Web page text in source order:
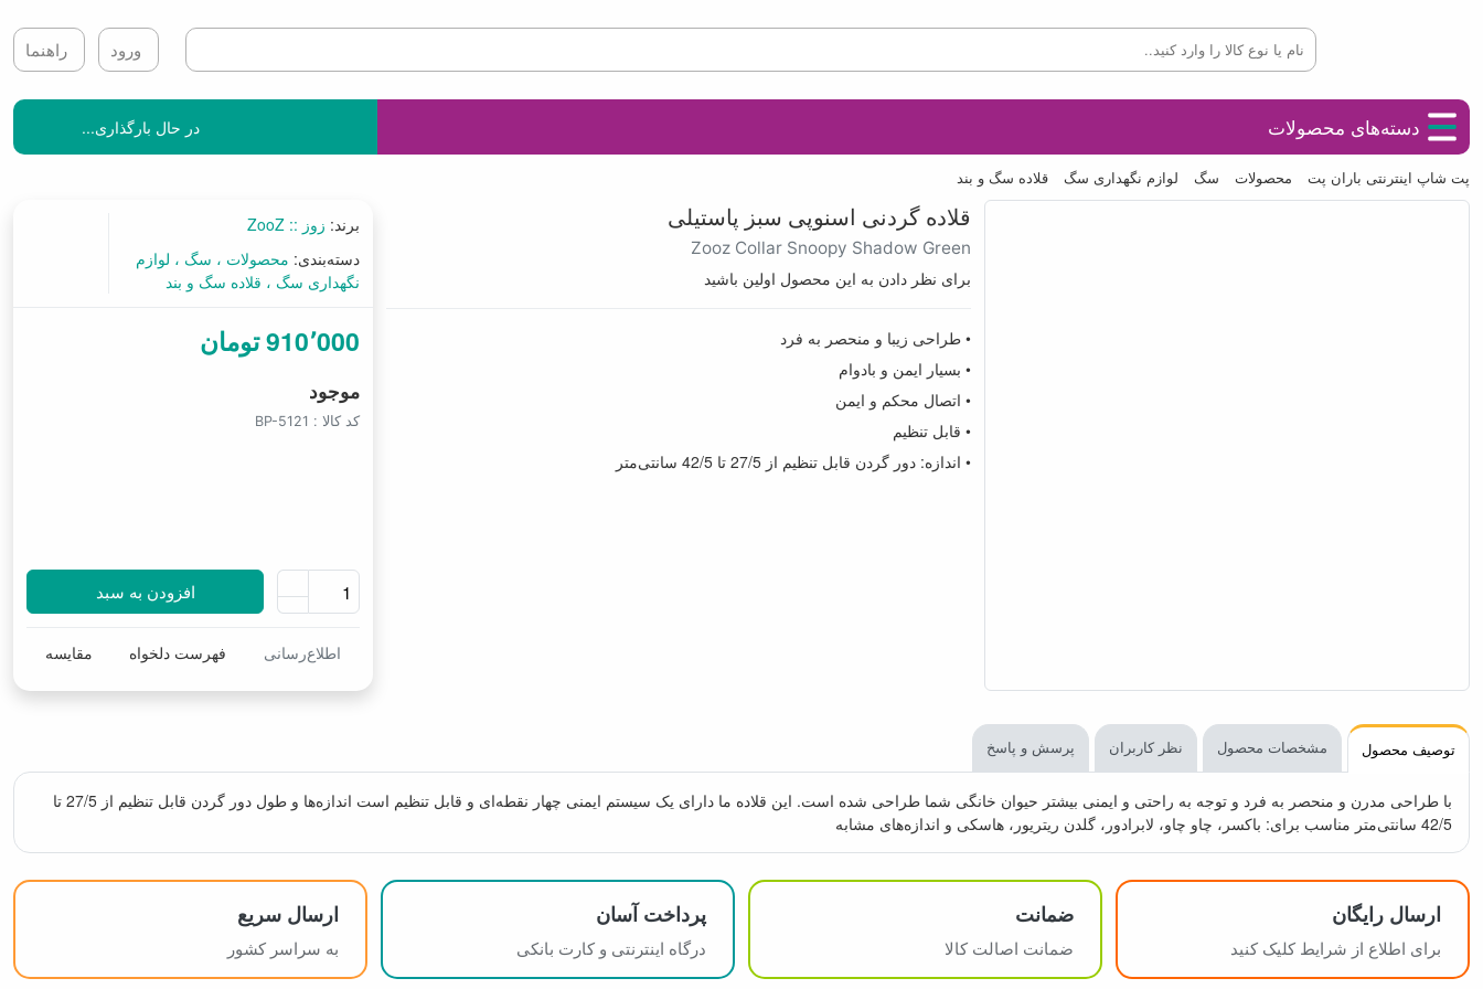
ورود راهنما
دسته‌های محصولات در حال بارگذاری...
پت شاپ اینترنتی باران پت محصولات سگ لوازم نگهداری سگ قلاده سگ و بند
قلاده گردنی اسنوپی سبز پاستیلی
Zooz Collar Snoopy Shadow Green
برای نظر دادن به این محصول اولین باشید
• طراحی زیبا و منحصر به فرد
• بسیار ایمن و بادوام
• اتصال محکم و ایمن
• قابل تنظیم
• اندازه: دور گردن قابل تنظیم از 27/5 تا 42/5 سانتی‌متر
برند: زوز :: ZooZ
دسته‌بندی: محصولات سگ
لوازم
نگهداری سگ
قلاده سگ و بند
910٬000 تومان
موجود
کد کالا : BP-5121
افزودن به سبد
اطلاع‌رسانی فهرست دلخواه مقایسه
توصیف محصول مشخصات محصول نظر کاربران پرسش و پاسخ
با طراحی مدرن و منحصر به فرد و توجه به راحتی و ایمنی بیشتر حیوان خانگی شما طراحی شده است. این قلاده ما دارای یک سیستم ایمنی چهار نقطه‌ای و قابل تنظیم است اندازه‌ها و طول دور گردن قابل تنظیم از 27/5 تا
42/5 سانتی‌متر مناسب برای: باکسر، چاو چاو، لابرادور، گلدن ریتریور، هاسکی و اندازه‌های مشابه
ارسال رایگان
برای اطلاع از شرایط کلیک کنید
ضمانت
ضمانت اصالت کالا
پرداخت آسان
درگاه اینترنتی و کارت بانکی
ارسال سریع
به سراسر کشور